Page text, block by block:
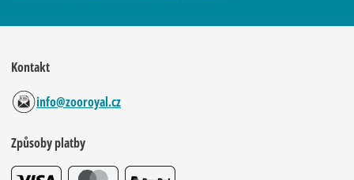
Kontakt
info@zooroyal.cz
Způsoby platby